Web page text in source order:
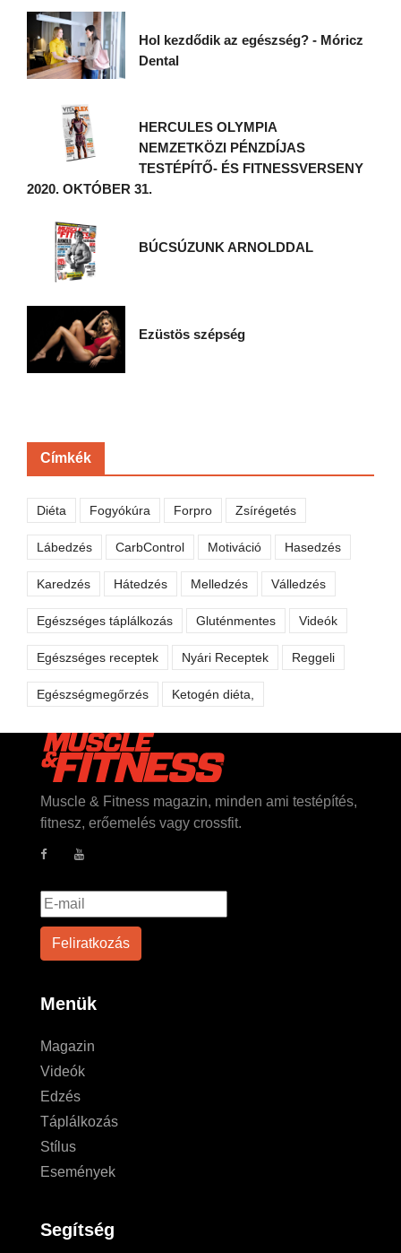
Hol kezdődik az egészség? - Móricz
Dental
HERCULES OLYMPIA
NEMZETKÖZI PÉNZDÍJAS
TESTÉPÍTŐ- ÉS FITNESSVERSENY
2020. OKTÓBER 31.
BÚCSÚZUNK ARNOLDDAL
Ezüstös szépség
Címkék
Diéta Fogyókúra Forpro Zsírégetés
Lábedzés CarbControl Motiváció Hasedzés
Karedzés Hátedzés Melledzés Válledzés
Egészséges táplálkozás Gluténmentes Videók
Egészséges receptek Nyári Receptek Reggeli
Egészségmegőrzés Ketogén diéta,
Muscle & Fitness magazin, minden ami testépítés,
fitnesz, erőemelés vagy crossfit.
Menük
Magazin
Videók
Edzés
Táplálkozás
Stílus
Események
Segítség